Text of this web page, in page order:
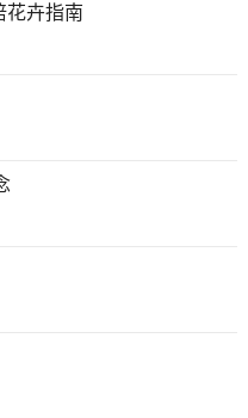
花卉指南